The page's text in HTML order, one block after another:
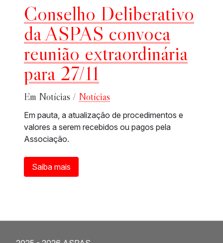
Conselho Deliberativo
da ASPAS convoca
reunião extraordinária
para 27/11
Em Notícias / Notícias
Em pauta, a atualização de procedimentos e
valores a serem recebidos ou pagos pela
Associação.
Saiba mais